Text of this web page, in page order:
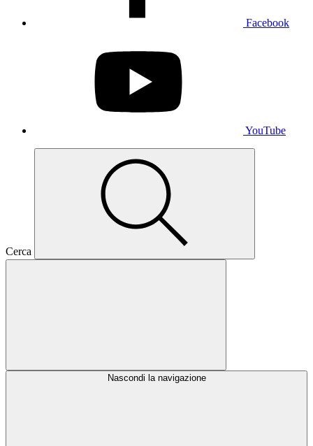
Facebook
YouTube
Cerca
Nascondi la navigazione